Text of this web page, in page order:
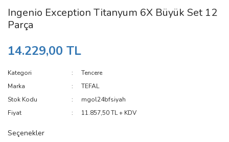
Ingenio Exception Titanyum 6X Büyük Set 12
Parça
14.229,00 TL
Kategori
Tencere
Marka
TEFAL
Stok Kodu
mgol24bfsiyah
Fiyat
11.857,50 TL + KDV
Seçenekler